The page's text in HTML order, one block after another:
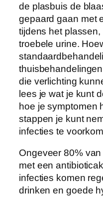
de plasbuis de
gepaard gaan met
tijdens het
troebele urine.
die verlichting
lees je wat je kunt
hoe je symptomen
stappen je kunt
infecties te
Ongeveer 80%
met een
infecties komen
drinken en goede